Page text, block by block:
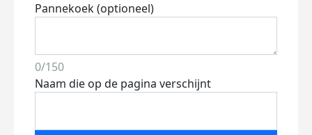
Pannekoek (optioneel)
0/150
Naam die op de pagina verschijnt